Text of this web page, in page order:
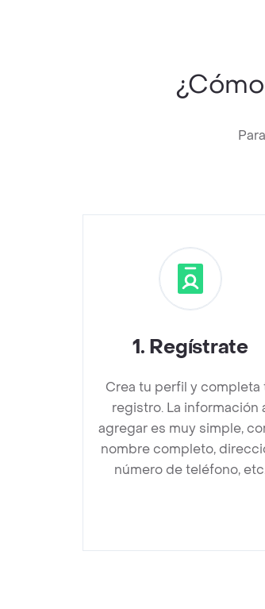
1. Regístrate
Crea tu perfil y completa
registro. La información
agregar es muy simple,
nombre completo,
número de teléfono,